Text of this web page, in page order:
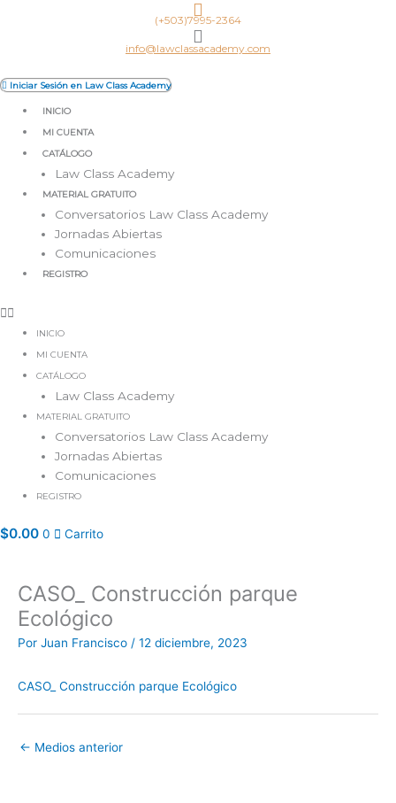
(+503)7995-2364
info@lawclassacademy.com
Iniciar Sesión en Law Class Academy
INICIO
MI CUENTA
CATÁLOGO
Law Class Academy
MATERIAL GRATUITO
Conversatorios Law Class Academy
Jornadas Abiertas
Comunicaciones
REGISTRO
INICIO
MI CUENTA
CATÁLOGO
Law Class Academy
MATERIAL GRATUITO
Conversatorios Law Class Academy
Jornadas Abiertas
Comunicaciones
REGISTRO
$0.00 0 Carrito
CASO_ Construcción parque
Ecológico
Por Juan Francisco / 12 diciembre, 2023
CASO_ Construcción parque Ecológico
← Medios anterior